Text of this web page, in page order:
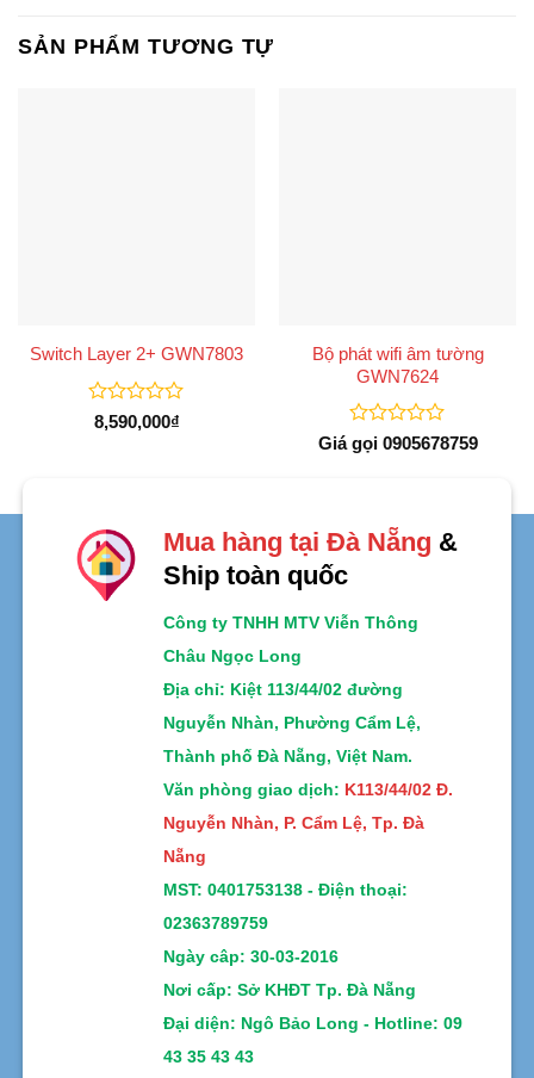
SẢN PHẨM TƯƠNG TỰ
Switch Layer 2+ GWN7803
Được
8,590,000₫
Bộ phát wifi âm tường
GWN7624
Được
xếp
sao
Giá gọi 0905678759
Mua hàng tại Đà Nẵng &
Ship toàn quốc
Công ty TNHH MTV Viễn Thông
Châu Ngọc Long
Địa chỉ: Kiệt 113/44/02 đường
Nguyễn Nhàn, Phường Cẩm Lệ,
Thành phố Đà Nẵng, Việt Nam.
Văn phòng giao dịch: K113/44/02 Đ.
Nguyễn Nhàn, P. Cẩm Lệ, Tp. Đà
Nẵng
MST: 0401753138 - Điện thoại:
02363789759
Ngày câp: 30-03-2016
Nơi cấp: Sở KHĐT Tp. Đà Nẵng
Đại diện: Ngô Bảo Long - Hotline: 09
43 35 43 43